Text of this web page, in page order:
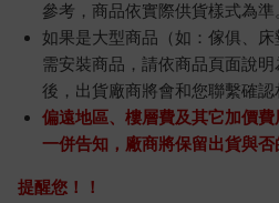
參考，商品依實際供貨樣式為準
如果是大型商品（如：傢俱、
需安裝商品，請依商品頁面說
後，出貨廠商將會和您聯繫確認
偏遠地區、樓層費及其它加價
一併告知，廠商將保留出貨與否
提醒您！！